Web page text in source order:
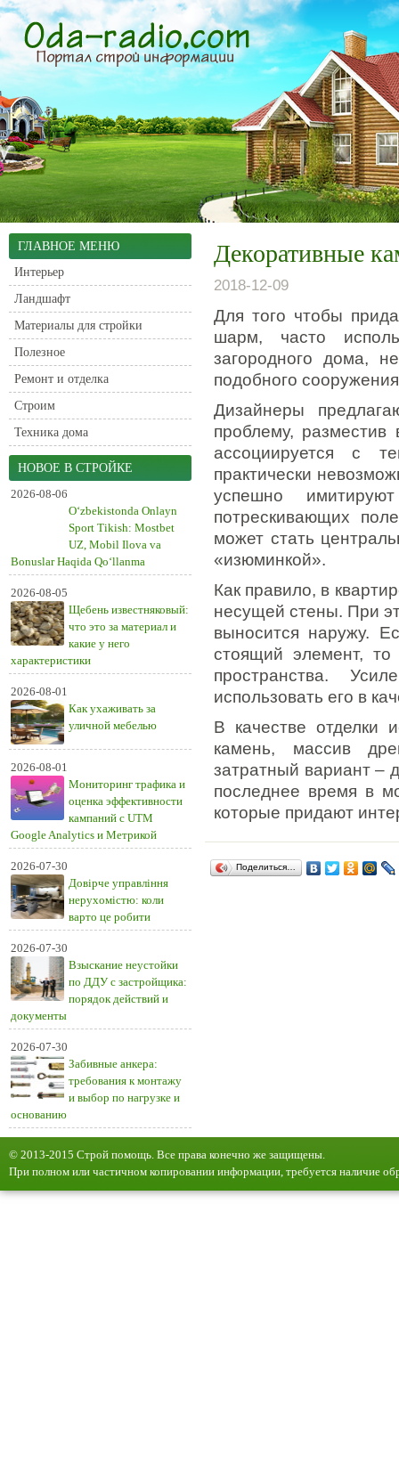
ГЛАВНОЕ МЕНЮ
Интерьер
Ландшафт
Материалы для стройки
Полезное
Ремонт и отделка
Строим
Техника дома
НОВОЕ В СТРОЙКЕ
2026-08-06
O‘zbekistonda Onlayn
Sport Tikish: Mostbet
UZ, Mobil Ilova va
Bonuslar Haqida Qo‘llanma
2026-08-05
Щебень известняковый:
что это за материал и
какие у него
характеристики
2026-08-01
Как ухаживать за
уличной мебелью
2026-08-01
Мониторинг трафика и
оценка эффективности
кампаний с UTM
Google Analytics и Метрикой
2026-07-30
Довірче управління
нерухомістю: коли
варто це робити
2026-07-30
Взыскание неустойки
по ДДУ с застройщика:
порядок действий и
документы
2026-07-30
Забивные анкера:
требования к монтажу
и выбор по нагрузке и
основанию
Декоративные
2018-12-09
Для того чтобы
шарм, часто
загородного дома,
подобного
Дизайнеры
проблему,
ассоциируется с
практически
успешно
потрескивающих
может стать
«изюминкой».
Как правило, в
несущей стены. При
выносится наружу.
стоящий элемент, то
пространства.
использовать его в
В качестве отделки
камень, массив
затратный вариант –
последнее время в
которые придают
Поделиться…
© 2013-2015 Строй помощь. Все права конечно же защищены.
При полном или частичном копировании информации, требуется наличие